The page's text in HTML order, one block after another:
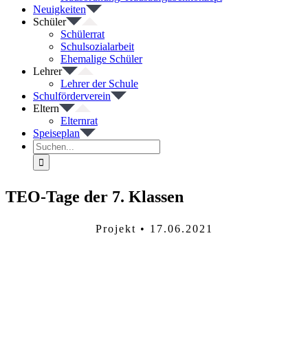
Neuigkeiten
Schüler
Schülerrat
Schulsozialarbeit
Ehemalige Schüler
Lehrer
Lehrer der Schule
Schulförderverein
Eltern
Elternrat
Speiseplan
Suche
nach:
TEO-Tage der 7. Klassen
Projekt • 17.06.2021